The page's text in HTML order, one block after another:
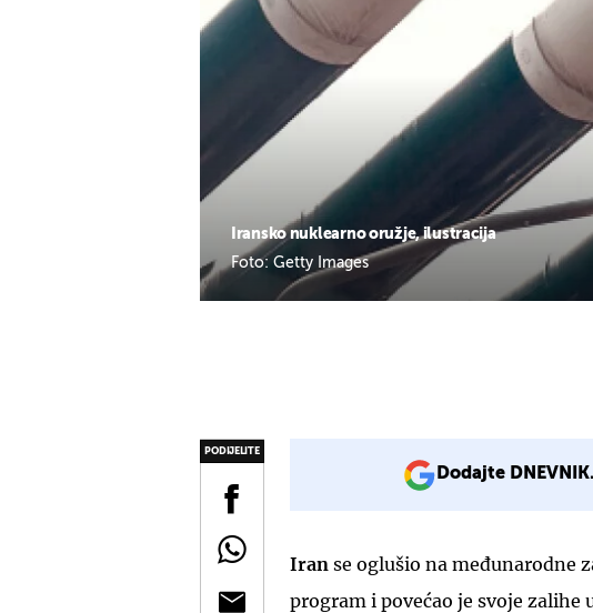
Iransko nuklearno oružje, ilustracija
Foto: Getty Images
PODIJELITE
Dodajte
Iran se oglušio na međunarodne
program i povećao je svoje zalihe